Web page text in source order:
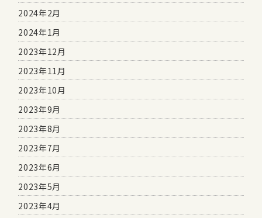
2024年2月
2024年1月
2023年12月
2023年11月
2023年10月
2023年9月
2023年8月
2023年7月
2023年6月
2023年5月
2023年4月